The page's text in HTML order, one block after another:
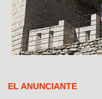
EL ANUNCIANTE